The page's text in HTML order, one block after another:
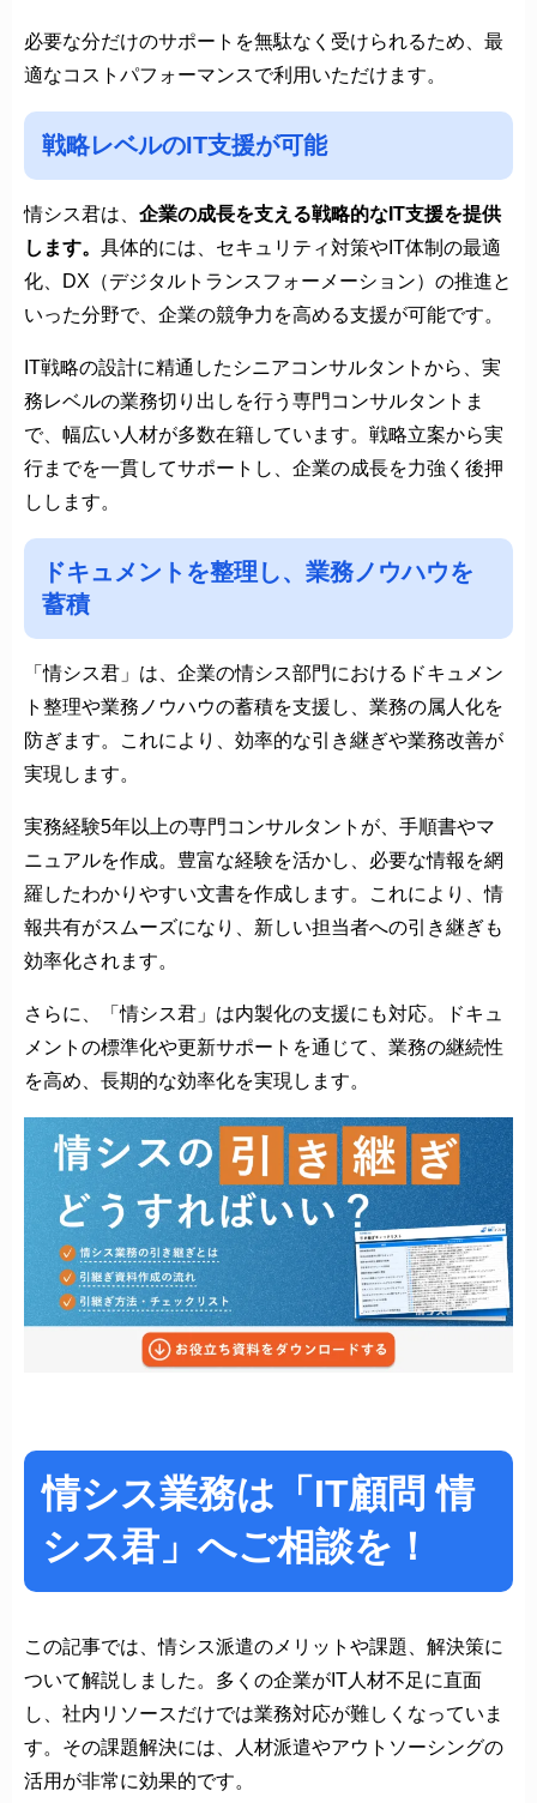
必要な分だけのサポートを無駄なく受けられるため、最
適なコストパフォーマンスで利用いただけます。
戦略レベルのIT支援が可能
情シス君は、 企業の成長を支える戦略的なIT支援を提供
します。 具体的には、セキュリティ対策やIT体制の最適
化、DX（デジタルトランスフォーメーション）の推進と
いった分野で、企業の競争力を高める支援が可能です。
IT戦略の設計に精通したシニアコンサルタントから、実
務レベルの業務切り出しを行う専門コンサルタントま
で、幅広い人材が多数在籍しています。戦略立案から実
行までを一貫してサポートし、企業の成長を力強く後押
しします。
ドキュメントを整理し、業務ノウハウを
蓄積
「情シス君」は、企業の情シス部門におけるドキュメン
ト整理や業務ノウハウの蓄積を支援し、業務の属人化を
防ぎます。これにより、効率的な引き継ぎや業務改善が
実現します。
実務経験5年以上の専門コンサルタントが、手順書やマ
ニュアルを作成。豊富な経験を活かし、必要な情報を網
羅したわかりやすい文書を作成します。これにより、情
報共有がスムーズになり、新しい担当者への引き継ぎも
効率化されます。
さらに、「情シス君」は内製化の支援にも対応。ドキュ
メントの標準化や更新サポートを通じて、業務の継続性
を高め、長期的な効率化を実現します。
情シス業務は「IT顧問 情
シス君」へご相談を！
この記事では、情シス派遣のメリットや課題、解決策に
ついて解説しました。多くの企業がIT人材不足に直面
し、社内リソースだけでは業務対応が難しくなっていま
す。その課題解決には、人材派遣やアウトソーシングの
活用が非常に効果的です。